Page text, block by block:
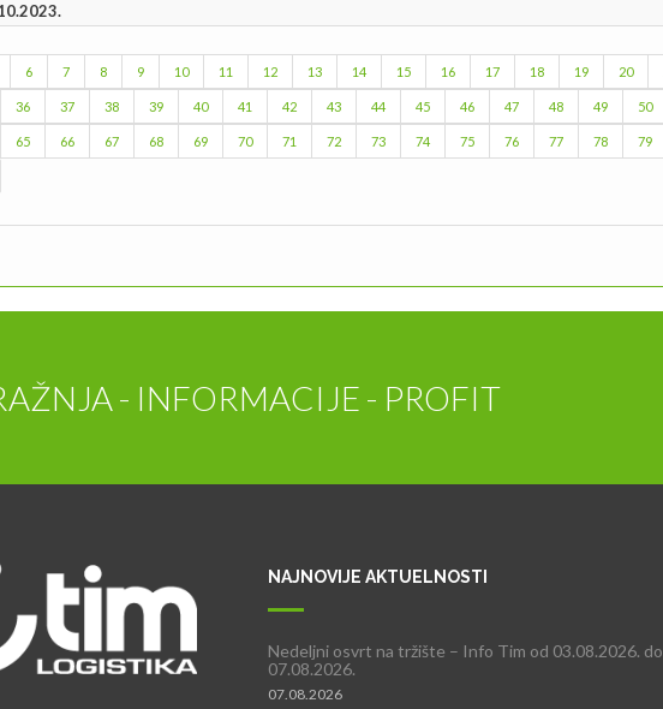
6 7 8 9 10 11 12 13 14 15 16 17 18 19 20
36 37 38 39 40 41 42 43 44 45 46 47 48 49 50
65 66 67 68 69 70 71 72 73 74 75 76 77 78 79
- INFORMACIJE - PROFIT
NAJNOVIJE AKTUELNOSTI
Nedeljni osvrt na tržište – Info Tim od 03.08.2026. do
07.08.2026.
07.08.2026